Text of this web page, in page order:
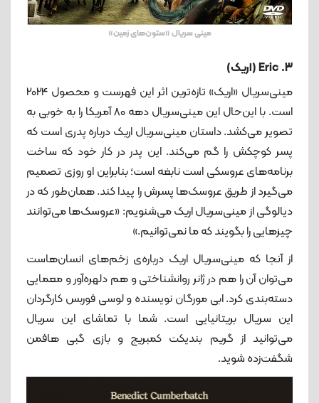
مینی سریال «ستون‌های زمین»
3. Eric (اریک)
مینی‌سریال «اریک» تازه‌ترین اثر این فهرست و محصول 2024
است. با این‌حال این مینی‌سریال دهه 80 آمریکا را به خوبی به
تصویر می‌کشد. داستان مینی‌سریال اریک درباره پدری است که
پسر کوچکش را گم می‌کند. این پدر در کار خود که ساخت
برنامه‌های عروسکی است نابغه است؛ بنابراین او روزی تصمیم
می‌گیرد از طریق عروسک‌ها پسرش را پیدا کند. همان‌طور که در
دیالوگی از مینی‌سریال اریک می‌شنویم: «عروسک‌ها می‌توانند
چیزهایی را بگویند که ما نمی‌توانیم.»
از آنجا که مینی‌سریال اریک درباره‌ی زخم‌های انسان‌هاست
می‌توان آن را هم در ژانر روانشناختی و هم دلهره‌آور و معمایی
دسته‎‌بندی کرد. ابی مورگان نویسنده و لوسی فوربس کارگردان
این سریال بریتانیایی است. شما با تماشای این سریال
می‌توانید از گریم بندیکت کمبریج و بازی گبی هافمن
شگفت‌زده شوید.